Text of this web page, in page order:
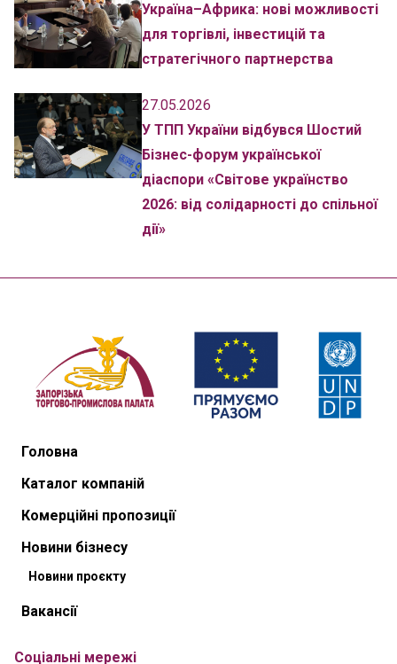
Україна–Африка: нові можливості
для торгівлі, інвестицій та
стратегічного партнерства
27.05.2026
У ТПП України відбувся Шостий
Бізнес-форум української
діаспори «Світове українство
2026: від солідарності до спільної
дії»
Головна
Каталог компаній
Комерційні пропозиції
Новини бізнесу
Новини проєкту
Вакансії
Соціальні мережі